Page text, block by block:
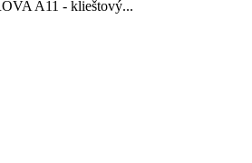
A11 - klieštový...